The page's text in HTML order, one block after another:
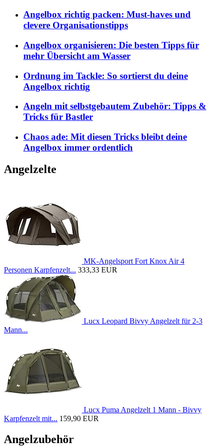
Angelbox richtig packen: Must-haves und
clevere Organisationstipps
Angelbox organisieren: Die besten Tipps für
mehr Übersicht am Wasser
Ordnung im Tackle: So sortierst du deine
Angelbox richtig
Angeln mit selbstgebautem Zubehör: Tipps &
Tricks für Bastler
Chaos ade: Mit diesen Tricks bleibt deine
Angelbox immer ordentlich
Angelzelte
MK-Angelsport Fort Knox Air 4
Personen Karpfenzelt... 333,33 EUR
Lucx Leopard Bivvy Angelzelt für 2-3
Mann...
Lucx Puma Angelzelt 1 Mann - Bivvy
Karpfenzelt mit... 159,90 EUR
Angelzubehör